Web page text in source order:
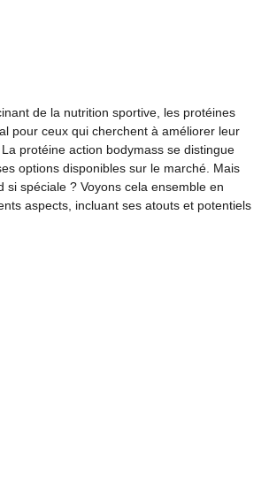
de la nutrition sportive, les protéines
pour ceux qui cherchent à améliorer leur
protéine action bodymass se distingue
options disponibles sur le marché. Mais
si spéciale ? Voyons cela ensemble en
aspects, incluant ses atouts et potentiels